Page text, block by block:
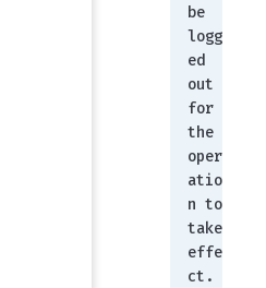
be
logg
ed
out
for
the
oper
atio
n to
take
effe
ct.